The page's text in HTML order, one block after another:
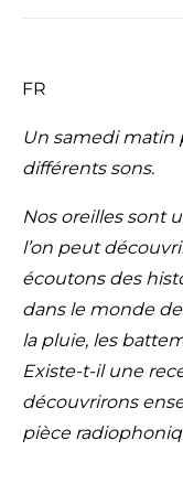
FR
Un samedi matin
différents sons.
Nos oreilles sont
l’on peut
écoutons des
dans le monde
la pluie, les
Existe-t-il une
découvrirons
pièce